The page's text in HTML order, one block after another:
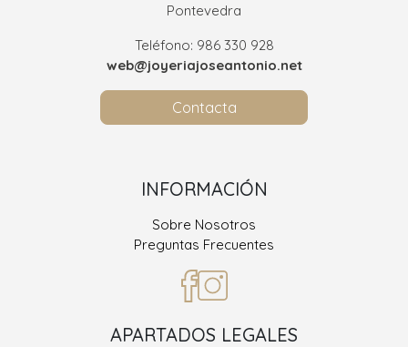
Pontevedra
Teléfono: 986 330 928
web@joyeriajoseantonio.net
Contacta
INFORMACIÓN
Sobre Nosotros
Preguntas Frecuentes
APARTADOS LEGALES